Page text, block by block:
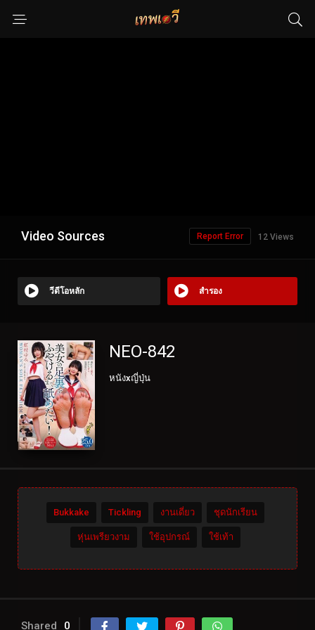
Video Sources 12 Views
Report Error
วีดีโอหลัก สำรอง
NEO-842
หนังxญี่ปุ่น
Bukkake Tickling งานเดี่ยว ชุดนักเรียน
หุ่นเพรียวงาม ใช้อุปกรณ์ ใช้เท้า
Shared 0